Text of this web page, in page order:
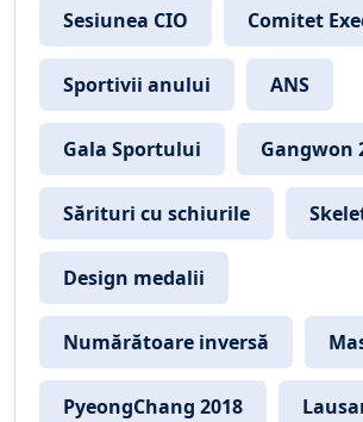
Sesiunea CIO Comitet
Sportivii anului ANS
Gala Sportului Gangwon
Sărituri cu schiurile
Design medalii
Numărătoare inversă
PyeongChang 2018